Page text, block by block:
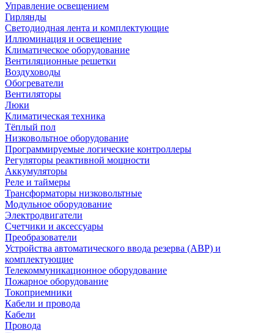
Управление освещением
Гирлянды
Светодиодная лента и комплектующие
Иллюминация и освещение
Климатическое оборудование
Вентиляционные решетки
Воздуховоды
Обогреватели
Вентиляторы
Люки
Климатическая техника
Тёплый пол
Низковольтное оборудование
Программируемые логические контроллеры
Регуляторы реактивной мощности
Аккумуляторы
Реле и таймеры
Трансформаторы низковольтные
Модульное оборудование
Электродвигатели
Счетчики и аксессуары
Преобразователи
Устройства автоматического ввода резерва (АВР) и
комплектующие
Телекоммуникационное оборудование
Пожарное оборудование
Токоприемники
Кабели и провода
Кабели
Провода